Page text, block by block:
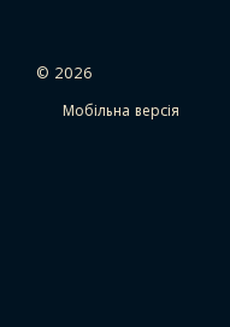
© 2026
Мобільна версія